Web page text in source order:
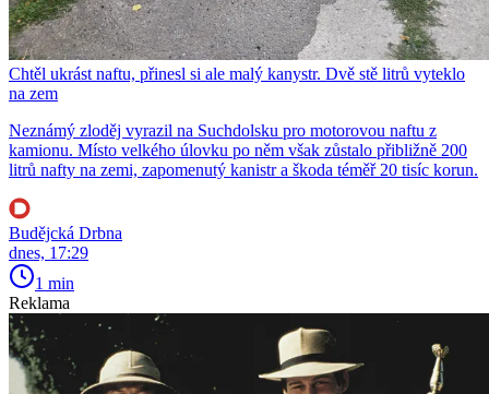
Chtěl ukrást naftu, přinesl si ale malý kanystr. Dvě stě litrů vyteklo
na zem
Neznámý zloděj vyrazil na Suchdolsku pro motorovou naftu z
kamionu. Místo velkého úlovku po něm však zůstalo přibližně 200
litrů nafty na zemi, zapomenutý kanistr a škoda téměř 20 tisíc korun.
Budějcká Drbna
dnes, 17:29
1 min
Reklama